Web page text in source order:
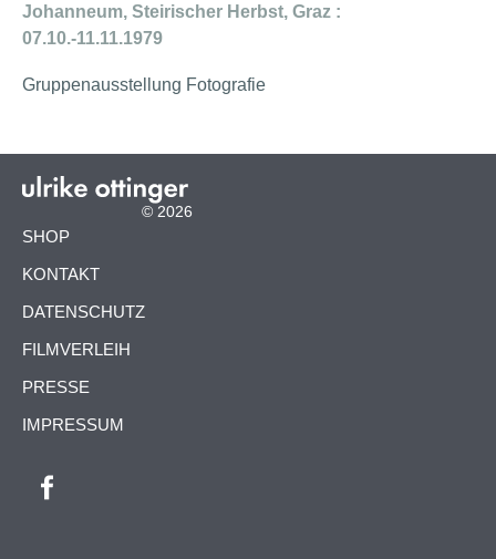
Johanneum, Steirischer Herbst, Graz :
07.10.-11.11.1979
Gruppenausstellung Fotografie
© 2026
NAVIGATION
SHOP
KONTAKT
DATENSCHUTZ
FILMVERLEIH
PRESSE
IMPRESSUM